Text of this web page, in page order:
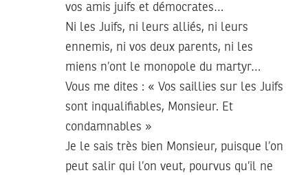
vos amis juifs et démocrates…
Ni les Juifs, ni leurs alliés, ni leurs
ennemis, ni vos deux parents, ni les
miens n’ont le monopole du martyr…
Vous me dites : « Vos saillies sur les Juifs
sont inqualifiables, Monsieur. Et
condamnables »
Je le sais très bien Monsieur, puisque l’on
peut salir qui l’on veut, pourvus qu’il ne